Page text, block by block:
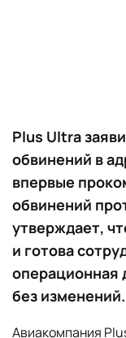
Plus Ultra
обвинений в
впервые
обвинений
утверждает,
и готова
операционная
без изменений.
Авиакомпания